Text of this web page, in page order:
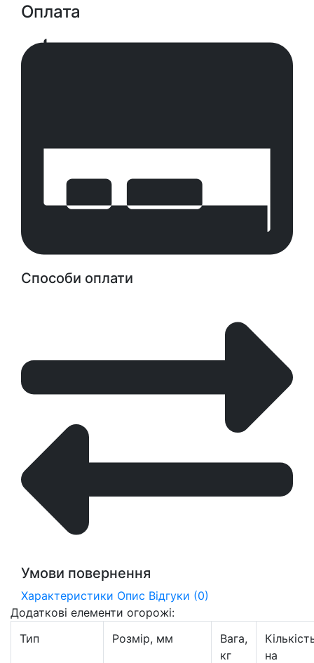
Оплата
Способи оплати
Умови повернення
Характеристики Опис Відгуки (0)
Додаткові елементи огорожі:
Тип
Розмір, мм
Вага,
кг
на